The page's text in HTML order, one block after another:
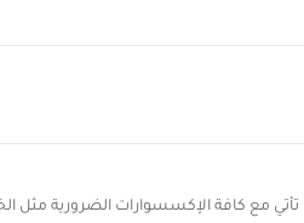
تتضمّن المجموعة 19 قطعة مع الأضواء والمؤثرات الصوتية. تأتي مع كافة الإكسسوارات